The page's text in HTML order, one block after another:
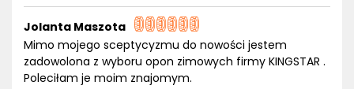
Jolanta Maszota
Mimo mojego sceptycyzmu do nowości jestem
zadowolona z wyboru opon zimowych firmy KINGSTAR .
Poleciłam je moim znajomym.